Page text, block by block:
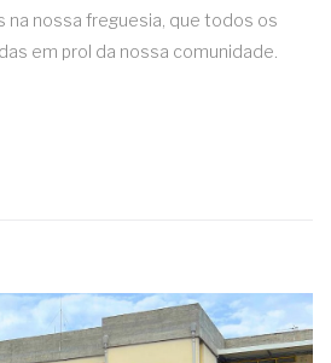
na nossa freguesia, que todos os
em prol da nossa comunidade.